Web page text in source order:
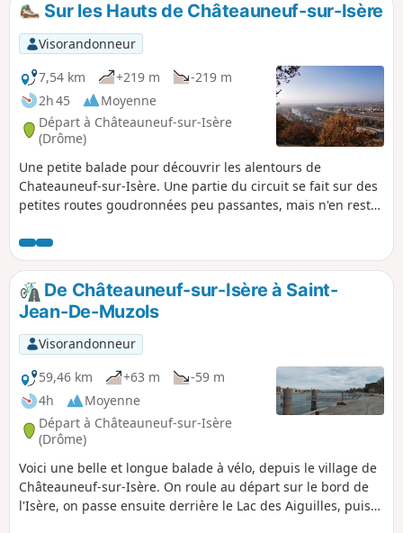
p
Sur les Hauts de Châteauneuf-sur-Isère
Visorandonneur
7,54 km
+219 m
-219 m
2h 45
Moyenne
Départ à Châteauneuf-sur-Isère
(Drôme)
Une petite balade pour découvrir les alentours de
Chateauneuf-sur-Isère. Une partie du circuit se fait sur des
petites routes goudronnées peu passantes, mais n'en reste
De Châteauneuf-sur-Isère à Saint-
Jean-De-Muzols
Visorandonneur
59,46 km
+63 m
-59 m
4h
Moyenne
Départ à Châteauneuf-sur-Isère
(Drôme)
Voici une belle et longue balade à vélo, depuis le village de
Châteauneuf-sur-Isère. On roule au départ sur le bord de
l'Isère, on passe ensuite derrière le Lac des Aiguilles, puis